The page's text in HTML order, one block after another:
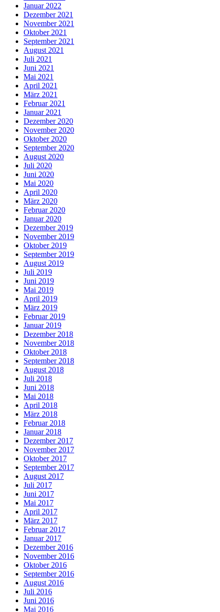
Januar 2022
Dezember 2021
November 2021
Oktober 2021
September 2021
August 2021
Juli 2021
Juni 2021
Mai 2021
April 2021
März 2021
Februar 2021
Januar 2021
Dezember 2020
November 2020
Oktober 2020
September 2020
August 2020
Juli 2020
Juni 2020
Mai 2020
April 2020
März 2020
Februar 2020
Januar 2020
Dezember 2019
November 2019
Oktober 2019
September 2019
August 2019
Juli 2019
Juni 2019
Mai 2019
April 2019
März 2019
Februar 2019
Januar 2019
Dezember 2018
November 2018
Oktober 2018
September 2018
August 2018
Juli 2018
Juni 2018
Mai 2018
April 2018
März 2018
Februar 2018
Januar 2018
Dezember 2017
November 2017
Oktober 2017
September 2017
August 2017
Juli 2017
Juni 2017
Mai 2017
April 2017
März 2017
Februar 2017
Januar 2017
Dezember 2016
November 2016
Oktober 2016
September 2016
August 2016
Juli 2016
Juni 2016
Mai 2016